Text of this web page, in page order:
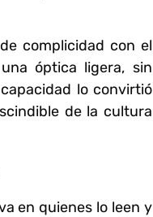
complicidad con el
óptica ligera, sin
lo convirtió
de la cultura
en quienes lo leen y